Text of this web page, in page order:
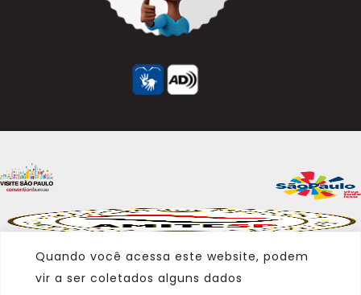
Quando você acessa este website, podem
vir a ser coletados alguns dados